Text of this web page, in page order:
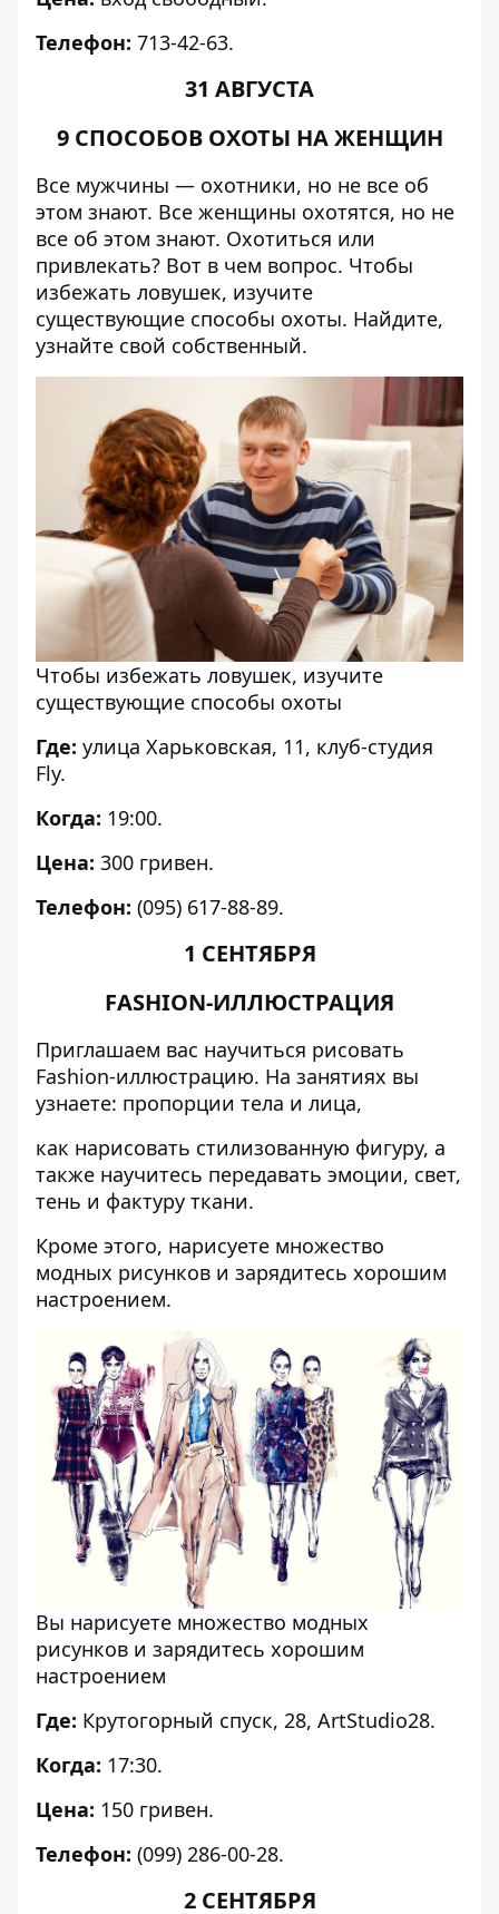
Телефон: 713-42-63.
31 АВГУСТА
9 СПОСОБОВ ОХОТЫ НА ЖЕНЩИН
Все мужчины — охотники, но не все об
этом знают. Все женщины охотятся, но не
все об этом знают. Охотиться или
привлекать? Вот в чем вопрос. Чтобы
избежать ловушек, изучите
существующие способы охоты. Найдите,
узнайте свой собственный.
Чтобы избежать ловушек, изучите
существующие способы охоты
Где: улица Харьковская, 11, клуб-студия
Fly.
Когда: 19:00.
Цена: 300 гривен.
Телефон: (095) 617-88-89.
1 СЕНТЯБРЯ
FASHION-ИЛЛЮСТРАЦИЯ
Приглашаем вас научиться рисовать
Fashion-иллюстрацию. На занятиях вы
узнаете: пропорции тела и лица,
как нарисовать стилизованную фигуру, а
также научитесь передавать эмоции, свет,
тень и фактуру ткани.
Кроме этого, нарисуете множество
модных рисунков и зарядитесь хорошим
настроением.
Вы нарисуете множество модных
рисунков и зарядитесь хорошим
настроением
Где: Крутогорный спуск, 28, ArtStudio28.
Когда: 17:30.
Цена: 150 гривен.
Телефон: (099) 286-00-28.
2 СЕНТЯБРЯ